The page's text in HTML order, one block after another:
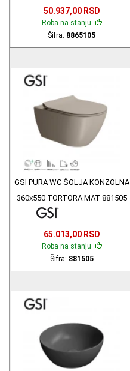
50.937,00 RSD
Roba na stanju
Šifra: 8865105
GSI PURA WC ŠOLJA KONZOLNA
360x550 TORTORA MAT 881505
65.013,00 RSD
Roba na stanju
Šifra: 881505